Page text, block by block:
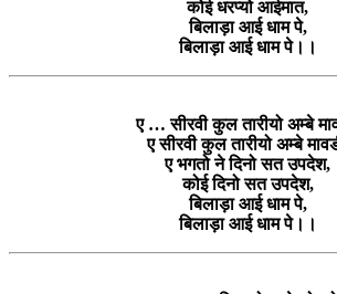
कोई धरप्यो आईमात,
बिलाड़ा आई धाम पे,
बिलाड़ा आई धाम पे।।
ए … सीरवी कुल तारीयो अम्बे
ए सीरवी कुल तारीयो अम्बे
ए भगतो ने दिनो सत उपदेश,
कोई दिनो सत उपदेश,
बिलाड़ा आई धाम पे,
बिलाड़ा आई धाम पे।।